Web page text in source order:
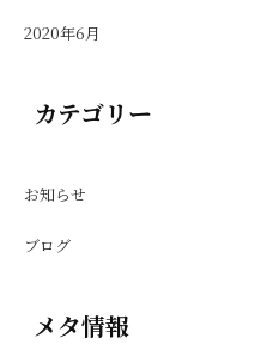
2020年6月
カテゴリー
お知らせ
ブログ
メタ情報